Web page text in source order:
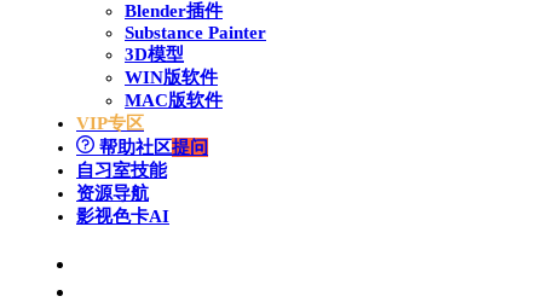
Blender插件
Substance Painter
3D模型
WIN版软件
MAC版软件
VIP专区
帮助社区提问
自习室技能
资源导航
影视色卡AI